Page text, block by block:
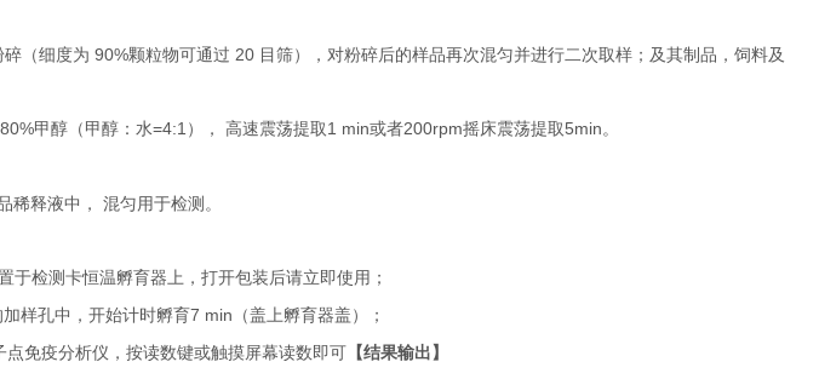
碎（细度为 90%颗粒物可通过 20 目筛），对粉碎后的样品再次混匀并进行二次取样；及其制品，饲料及
甲醇（甲醇：水=4:1 ）， 高速震荡提取 1 min或者200rpm摇床震荡提取5min。
稀释液中，
混匀用于检测。
于检测卡恒温孵育器上，打开包装后请立即使用；
样孔中，开始计时孵育7 min （盖上孵育器盖）；
免疫分析仪，按读数键或触摸屏幕读数即可 【结果输出】